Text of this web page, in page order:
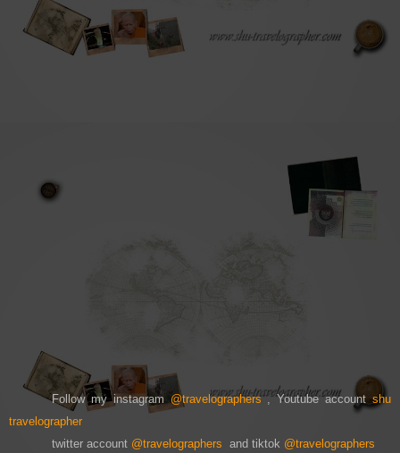
Follow my instagram @travelographers, Youtube accountshu
travelographer
twitter account @travelographers and tiktok @travelographers